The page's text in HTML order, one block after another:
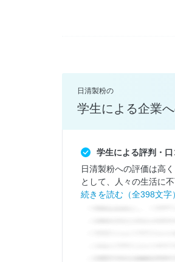
日清製粉の
学生による企業
学生による評判・
日清製粉への評価は高
として、人々の生活に
続きを読む（全398文字）